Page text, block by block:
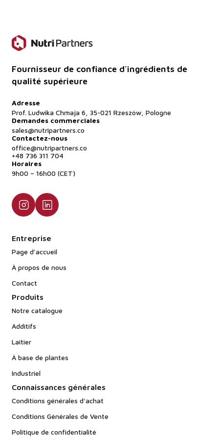
Fournisseur de confiance d'ingrédients de
qualité supérieure
Adresse
Prof. Ludwika Chmaja 6, 35-021 Rzeszów, Pologne
Demandes commerciales
sales@nutripartners.co
Contactez-nous
office@nutripartners.co
+48 736 311 704
Horaires
9h00 – 16h00 (CET)
Entreprise
Page d'accueil
À propos de nous
Contact
Produits
Notre catalogue
Additifs
Laitier
À base de plantes
Industriel
Connaissances générales
Conditions générales d'achat
Conditions Générales de Vente
Politique de confidentialité